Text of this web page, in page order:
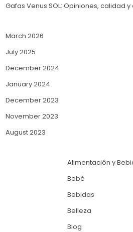
Gafas Venus SOL: Opiniones, calidad
March 2026
July 2025
December 2024
January 2024
December 2023
November 2023
August 2023
Alimentación y
Bebé
Bebidas
Belleza
Blog